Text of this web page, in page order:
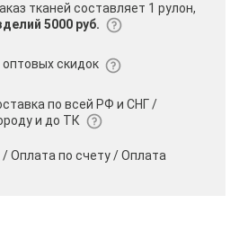
тканей составляет 1 рулон,
5000 руб.
оптовых скидок
по всей РФ и СНГ /
и до ТК
Оплата по счету /Оплата